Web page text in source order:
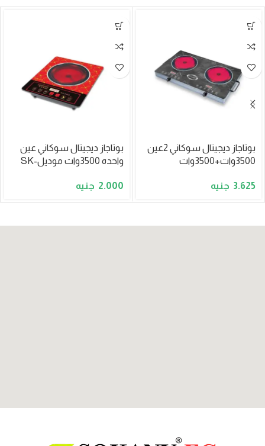
بوتاجاز ديجيتال سوكاني 2عين
3500وات+3500وات
3.625
بوتاجاز ديجيتال سوكاني عين
واحده 3500وات موديلSK-
2.000